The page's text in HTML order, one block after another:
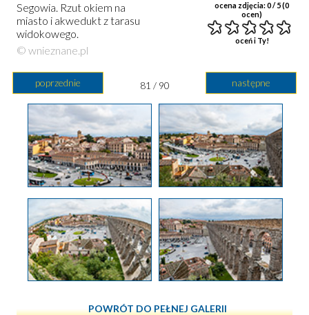
ocena zdjęcia:0/ 5 (0
ocen)
oceń i Ty!
Segowia. Rzut okiem na
miasto i akwedukt z tarasu
widokowego.
© wnieznane.pl
poprzednie następne
81 / 90
POWRÓT DO PEŁNEJ GALERII